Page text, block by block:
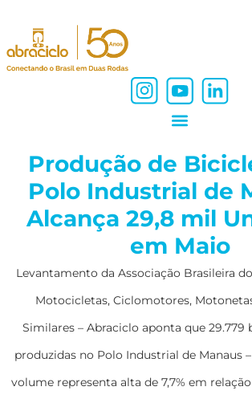
Produção de
Polo Industrial de
Alcança 29,8 mil
em Maio
Levantamento da Associação Brasileira
Motocicletas, Ciclomotores,
Similares – Abraciclo aponta que 29.779
produzidas no Polo Industrial de Manaus
volume representa alta de 7,7% em